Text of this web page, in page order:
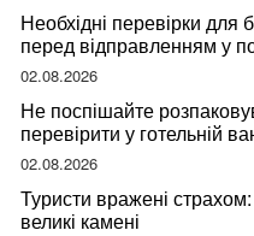
Необхідні перевірки для
перед відправленням у
02.08.2026
Не поспішайте
перевірити у готельній
мандрівниці
02.08.2026
Туристи вражені
великі камені